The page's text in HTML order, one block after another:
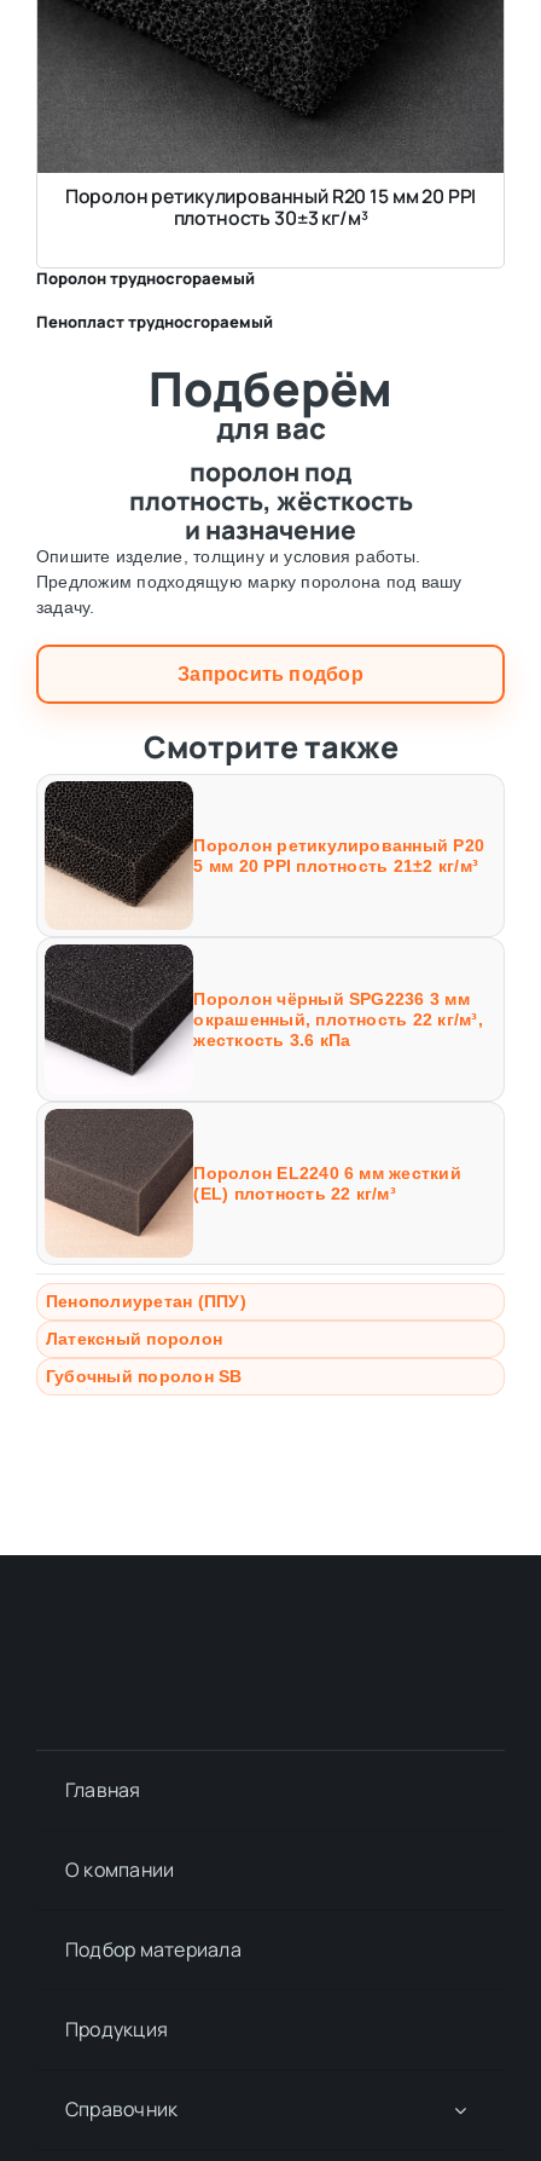
Поролон ретикулированный R20 15 мм 20 PPI
плотность 30±3 кг/м³
Поролон трудносгораемый
Пенопласт трудносгораемый
Подберём
для вас
поролон под
плотность, жёсткость
и назначение
Опишите изделие, толщину и условия работы.
Предложим подходящую марку поролона под вашу
задачу.
Запросить подбор
Смотрите также
Поролон ретикулированный P20
5 мм 20 PPI плотность 21±2 кг/м³
Поролон чёрный SPG2236 3 мм
окрашенный, плотность 22 кг/м³,
жесткость 3.6 кПа
Поролон EL2240 6 мм жесткий
(EL) плотность 22 кг/м³
Пенополиуретан (ППУ)
Латексный поролон
Губочный поролон SB
Главная
О компании
Подбор материалa
Продукция
Справочник